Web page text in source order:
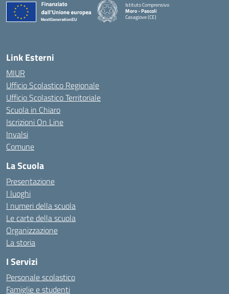
Istituto Comprensivo
Moro - Pascoli
Casagiove (CE)
— Visita la pagina iniziale della scuola
Link Esterni
MIUR
Ufficio Scolastico Regionale
Ufficio Scolastico Territoriale
Scuola in Chiaro
Iscrizioni On Line
Invalsi
Comune
La Scuola
Presentazione
I luoghi
I numeri della scuola
Le carte della scuola
Organizzazione
La storia
I Servizi
Personale scolastico
Famiglie e studenti